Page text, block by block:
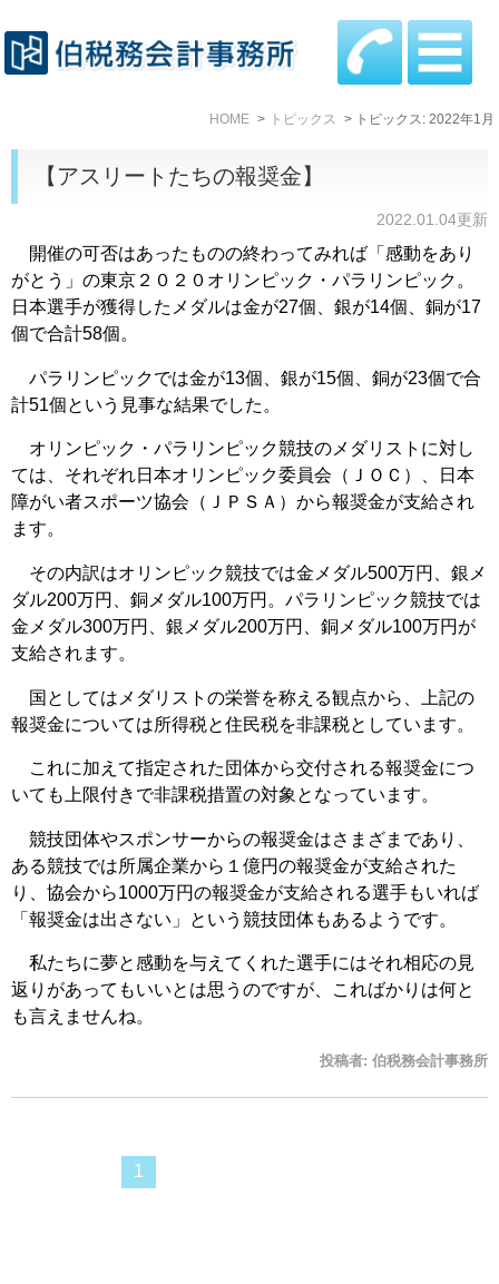
HOME トピックス トピックス: 2022年1月
【アスリートたちの報奨金】
2022.01.04更新
開催の可否はあったものの終わってみれば「感動をあり
がとう」の東京２０２０オリンピック・パラリンピック。
日本選手が獲得したメダルは金が27個、銀が14個、銅が17
個で合計58個。
パラリンピックでは金が13個、銀が15個、銅が23個で合
計51個という見事な結果でした。
オリンピック・パラリンピック競技のメダリストに対し
ては、それぞれ日本オリンピック委員会（ＪＯＣ）、日本
障がい者スポーツ協会（ＪＰＳＡ）から報奨金が支給され
ます。
その内訳はオリンピック競技では金メダル500万円、銀メ
ダル200万円、銅メダル100万円。パラリンピック競技では
金メダル300万円、銀メダル200万円、銅メダル100万円が
支給されます。
国としてはメダリストの栄誉を称える観点から、上記の
報奨金については所得税と住民税を非課税としています。
これに加えて指定された団体から交付される報奨金につ
いても上限付きで非課税措置の対象となっています。
競技団体やスポンサーからの報奨金はさまざまであり、
ある競技では所属企業から１億円の報奨金が支給された
り、協会から1000万円の報奨金が支給される選手もいれば
「報奨金は出さない」という競技団体もあるようです。
私たちに夢と感動を与えてくれた選手にはそれ相応の見
返りがあってもいいとは思うのですが、こればかりは何と
も言えませんね。
投稿者: 伯税務会計事務所
1